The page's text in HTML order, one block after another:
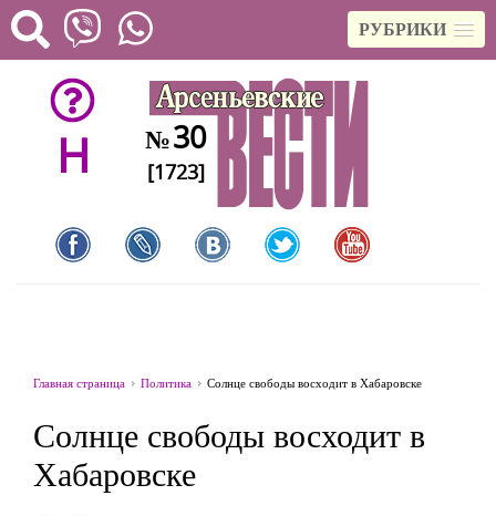
РУБРИКИ
H №30
[1723]
Главная страница Политика Солнце свободы восходит в Хабаровске
Солнце свободы восходит в
Хабаровске